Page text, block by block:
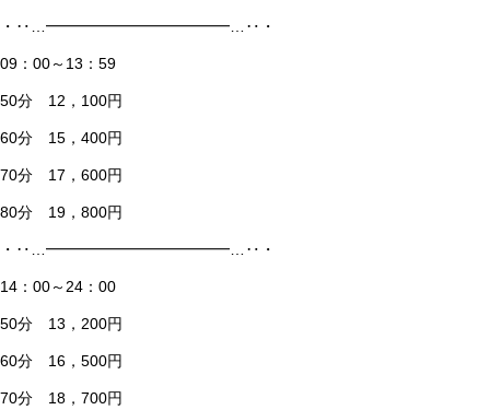
・‥…━━━━━━━━━━━━…‥・
09：00～13：59
50分 12，100円
60分 15，400円
70分 17，600円
80分 19，800円
・‥…━━━━━━━━━━━━…‥・
14：00～24：00
50分 13，200円
60分 16，500円
70分 18，700円